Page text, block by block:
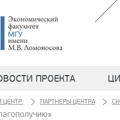
ПРОЕКТА
ЦЕНТР. ПАРТНЕРЫ ЦЕНТРА